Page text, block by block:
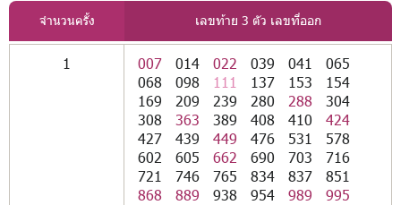
จำนวนครั้ง เลขท้าย 3 ตัว เลขที่ออก
1 007 014 022 039 041
065
068
098 111 137 153
154
169
209 239 280 288
304
308
363 389 408 410
424
427
439 449 476 531
578
602
605 662 690 703
716
721
746 765 834 837
851
868
889 938 954 989 995